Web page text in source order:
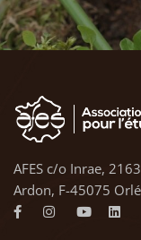
AFES c/o Inrae,
Ardon, F-45075